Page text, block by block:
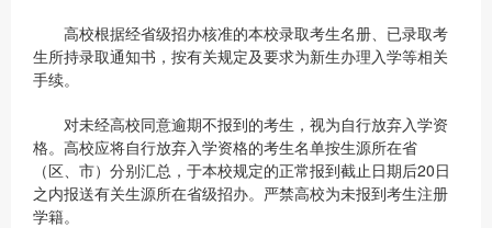
高校根据经省级招办核准的本校录取考生名册、已录取考
生所持录取通知书，按有关规定及要求为新生办理入学等相关
手续。
对未经高校同意逾期不报到的考生，视为自行放弃入学资
格。高校应将自行放弃入学资格的考生名单按生源所在省
（区、市）分别汇总，于本校规定的正常报到截止日期后20日
之内报送有关生源所在省级招办。严禁高校为未报到考生注册
学籍。